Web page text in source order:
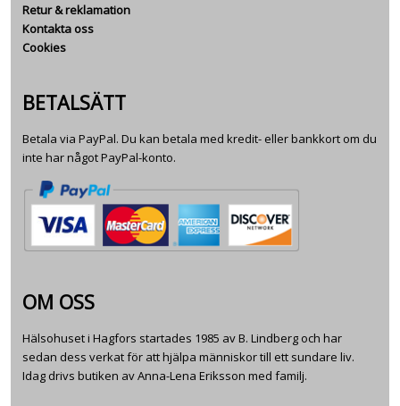
Retur & reklamation
Kontakta oss
Cookies
BETALSÄTT
Betala via PayPal. Du kan betala med kredit- eller bankkort om du
inte har något PayPal-konto.
OM OSS
Hälsohuset i Hagfors startades 1985 av B. Lindberg och har
sedan dess verkat för att hjälpa människor till ett sundare liv.
Idag drivs butiken av Anna-Lena Eriksson med familj.